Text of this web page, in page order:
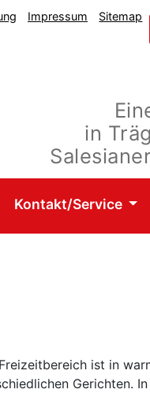
Impressum Sitemap
in
Kontakt/Service
ist in
Gerichten.